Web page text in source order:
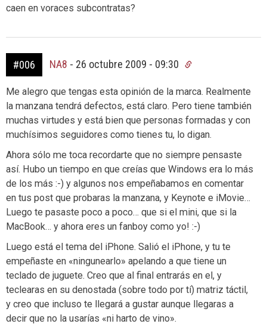
caen en voraces subcontratas?
#006 NA8 - 26 octubre 2009 - 09:30
Me alegro que tengas esta opinión de la marca. Realmente
la manzana tendrá defectos, está claro. Pero tiene también
muchas virtudes y está bien que personas formadas y con
muchísimos seguidores como tienes tu, lo digan.
Ahora sólo me toca recordarte que no siempre pensaste
así. Hubo un tiempo en que creías que Windows era lo más
de los más :-) y algunos nos empeñabamos en comentar
en tus post que probaras la manzana, y Keynote e iMovie…
Luego te pasaste poco a poco… que si el mini, que si la
MacBook… y ahora eres un fanboy como yo! :-)
Luego está el tema del iPhone. Salió el iPhone, y tu te
empeñaste en «ningunearlo» apelando a que tiene un
teclado de juguete. Creo que al final entrarás en el, y
teclearas en su denostada (sobre todo por tí) matriz táctil,
y creo que incluso te llegará a gustar aunque llegaras a
decir que no la usarías «ni harto de vino».